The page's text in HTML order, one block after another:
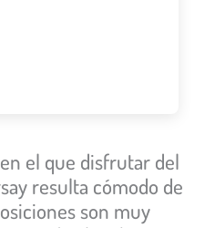
el que disfrutar del
resulta cómodo de
son muy